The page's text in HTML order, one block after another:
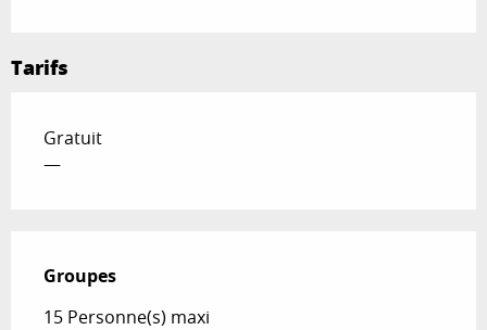
Tarifs
Gratuit
—
Groupes
Groupes
15 Personne(s) maxi